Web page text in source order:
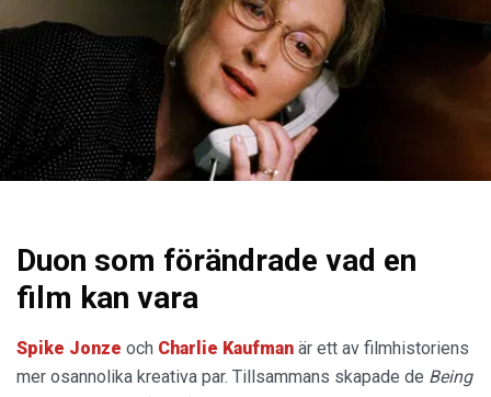
Duon som förändrade vad en
film kan vara
Spike Jonze och Charlie Kaufman är ett av filmhistoriens
mer osannolika kreativa par. Tillsammans skapade de Being